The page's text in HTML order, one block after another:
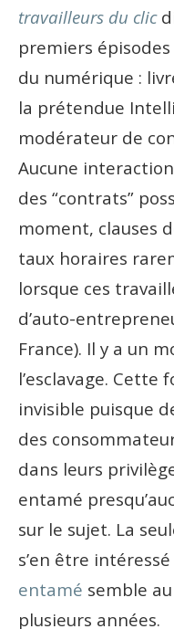
travailleurs du clic
premiers
du numérique :
la prétendue
modérateur de
Aucune
des “contrats”
moment, clauses
taux horaires
lorsque ces
d’auto-
France). Il y a un
l’esclavage. Cette
invisible puisque
des
dans leurs
entamé
sur le sujet. La
s’en être
entamé semble
plusieurs années.